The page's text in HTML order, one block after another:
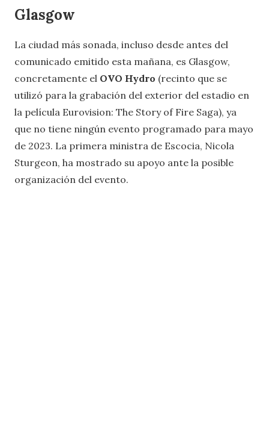
Glasgow
La ciudad más sonada, incluso desde antes del
comunicado emitido esta mañana, es Glasgow,
concretamente el OVO Hydro (recinto que se
utilizó para la grabación del exterior del estadio en
la película Eurovision: The Story of Fire Saga), ya
que no tiene ningún evento programado para mayo
de 2023. La primera ministra de Escocia, Nicola
Sturgeon, ha mostrado su apoyo ante la posible
organización del evento.